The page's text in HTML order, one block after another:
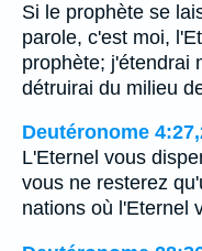
Si le prophète se
parole, c'est moi,
prophète; j'étendrai
détruirai du milieu
Deutéronome
L'Eternel vous
vous ne resterez
nations où l'Eternel